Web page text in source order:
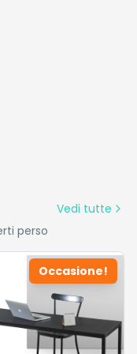
Vedi tutte
perso
Occasione!